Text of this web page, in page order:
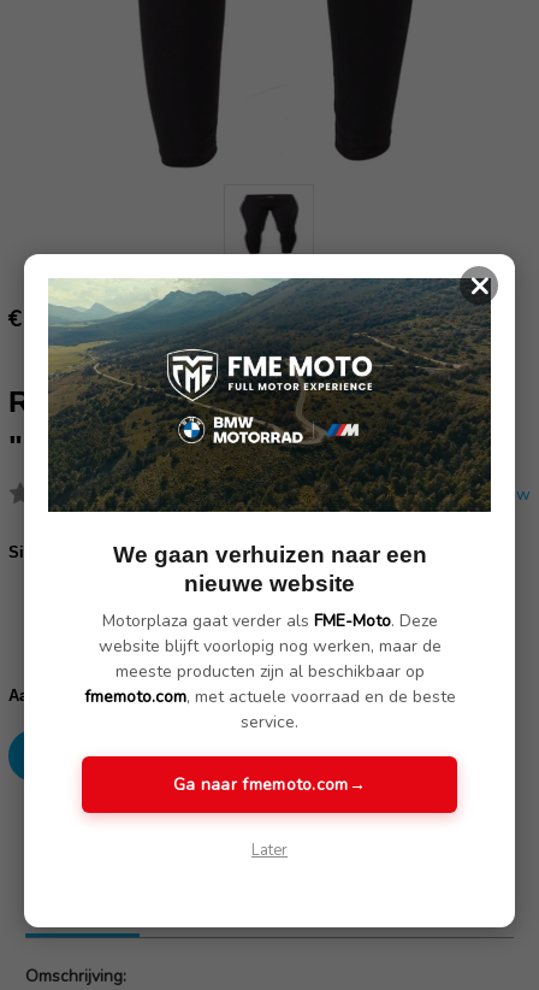
€ 69.95
RUKKA ONDERKLEDING
"OUTLAST" DAMESBROEK
(Nog geen reviews) Schrijf een review
Size:
03/ M / 38 04 / L / 40
voorraad:
Aantal:
Verhoog
Verlaag
aantallen:
SKU: 979779
Omschrijving:
×
We gaan verhuizen naar een
nieuwe website
Motorplaza gaat verder als FME-Moto. Deze
website blijft voorlopig nog werken, maar de
meeste producten zijn al beschikbaar op
fmemoto.com, met actuele voorraad en de beste
service.
Ga naar fmemoto.com→
Later